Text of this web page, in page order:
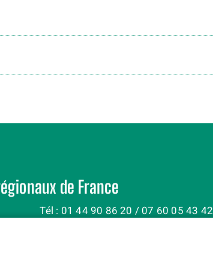
de France
Tél : 01 44 90 86 20 / 07 60 05 43 42